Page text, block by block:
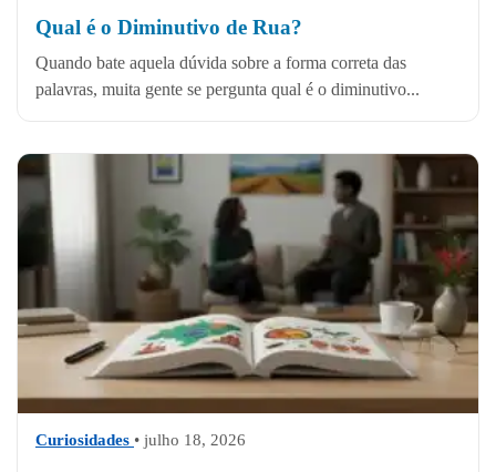
Qual é o Diminutivo de Rua?
Quando bate aquela dúvida sobre a forma correta das
palavras, muita gente se pergunta qual é o diminutivo...
Curiosidades • julho 18, 2026